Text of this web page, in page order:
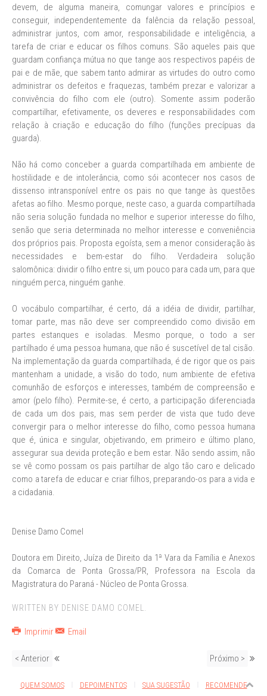
devem, de alguma maneira, comungar valores e princípios e
conseguir, independentemente da falência da relação pessoal,
administrar juntos, com amor, responsabilidade e inteligência, a
tarefa de criar e educar os filhos comuns. São aqueles pais que
guardam confiança mútua no que tange aos respectivos papéis de
pai e de mãe, que sabem tanto admirar as virtudes do outro como
administrar os defeitos e fraquezas, também prezar e valorizar a
convivência do filho com ele (outro). Somente assim poderão
compartilhar, efetivamente, os deveres e responsabilidades com
relação à criação e educação do filho (funções precípuas da
guarda).
Não há como conceber a guarda compartilhada em ambiente de
hostilidade e de intolerância, como sói acontecer nos casos de
dissenso intransponível entre os pais no que tange às questões
afetas ao filho. Mesmo porque, neste caso, a guarda compartilhada
não seria solução fundada no melhor e superior interesse do filho,
senão que seria determinada no melhor interesse e conveniência
dos próprios pais. Proposta egoísta, sem a menor consideração às
necessidades e bem-estar do filho. Verdadeira solução
salomônica: dividir o filho entre si, um pouco para cada um, para que
ninguém perca, ninguém ganhe.
O vocábulo compartilhar, é certo, dá a idéia de dividir, partilhar,
tomar parte, mas não deve ser compreendido como divisão em
partes estanques e isoladas. Mesmo porque, o todo a ser
partilhado é uma pessoa humana, que não é suscetível de tal cisão.
Na implementação da guarda compartilhada, é de rigor que os pais
mantenham a unidade, a visão do todo, num ambiente de efetiva
comunhão de esforços e interesses, também de compreensão e
amor (pelo filho). Permite-se, é certo, a participação diferenciada
de cada um dos pais, mas sem perder de vista que tudo deve
convergir para o melhor interesse do filho, como pessoa humana
que é, única e singular, objetivando, em primeiro e último plano,
assegurar sua devida proteção e bem estar. Não sendo assim, não
se vê como possam os pais partilhar de algo tão caro e delicado
como a tarefa de educar e criar filhos, preparando-os para a vida e
a cidadania.
Denise Damo Comel
Doutora em Direito, Juíza de Direito da 1ª Vara da Família e Anexos
da Comarca de Ponta Grossa/PR, Professora na Escola da
Magistratura do Paraná - Núcleo de Ponta Grossa.
WRITTEN BY DENISE DAMO COMEL.
Imprimir Email
< Anterior Próximo >
QUEM SOMOS DEPOIMENTOS SUA SUGESTÃO RECOMENDE